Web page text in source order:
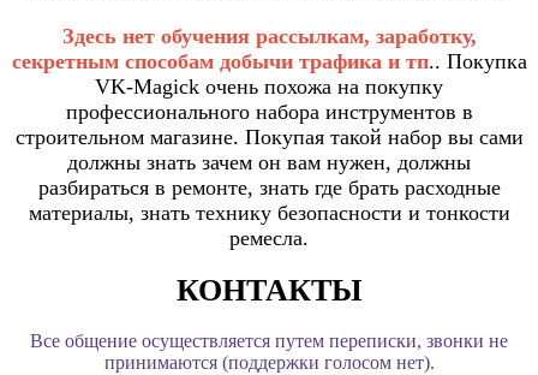
Здесь нет обучения рассылкам, заработку,
секретным способам добычи трафика и тп.. Покупка
VK-Magick очень похожа на покупку
профессионального набора инструментов в
строительном магазине. Покупая такой набор вы сами
должны знать зачем он вам нужен, должны
разбираться в ремонте, знать где брать расходные
материалы, знать технику безопасности и тонкости
ремесла.
КОНТАКТЫ
Все общение осуществляется путем переписки, звонки не
принимаются (поддержки голосом нет).